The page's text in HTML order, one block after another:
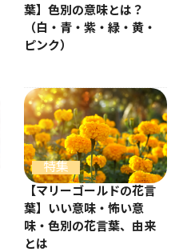
葉】色別の意味とは？
（白・青・紫・緑・黄・
ピンク）
特集
【マリーゴールドの花言
葉】いい意味・怖い意
味・色別の花言葉、由来
とは